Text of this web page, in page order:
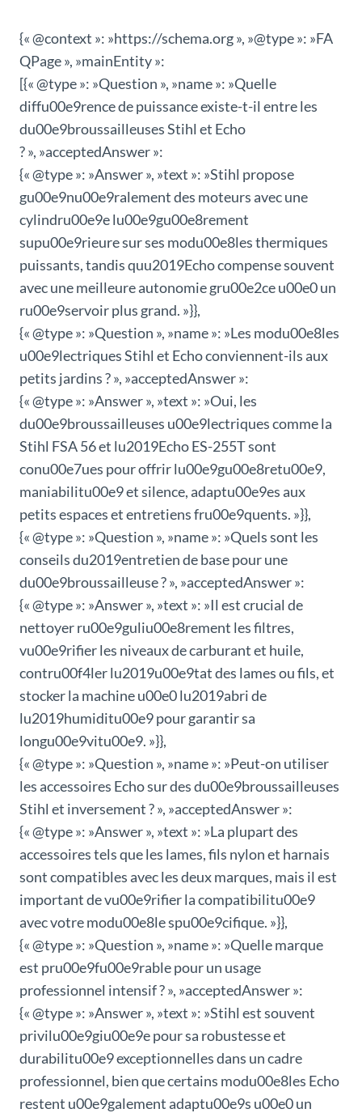
{« @context »: »https://schema.org », »@type »: »FA
QPage », »mainEntity »:
[{« @type »: »Question », »name »: »Quelle
diffu00e9rence de puissance existe-t-il entre les
du00e9broussailleuses Stihl et Echo
? », »acceptedAnswer »:
{« @type »: »Answer », »text »: »Stihl propose
gu00e9nu00e9ralement des moteurs avec une
cylindru00e9e lu00e9gu00e8rement
supu00e9rieure sur ses modu00e8les thermiques
puissants, tandis quu2019Echo compense souvent
avec une meilleure autonomie gru00e2ce u00e0 un
ru00e9servoir plus grand. »}},
{« @type »: »Question », »name »: »Les modu00e8les
u00e9lectriques Stihl et Echo conviennent-ils aux
petits jardins ? », »acceptedAnswer »:
{« @type »: »Answer », »text »: »Oui, les
du00e9broussailleuses u00e9lectriques comme la
Stihl FSA 56 et lu2019Echo ES-255T sont
conu00e7ues pour offrir lu00e9gu00e8retu00e9,
maniabilitu00e9 et silence, adaptu00e9es aux
petits espaces et entretiens fru00e9quents. »}},
{« @type »: »Question », »name »: »Quels sont les
conseils du2019entretien de base pour une
du00e9broussailleuse ? », »acceptedAnswer »:
{« @type »: »Answer », »text »: »Il est crucial de
nettoyer ru00e9guliu00e8rement les filtres,
vu00e9rifier les niveaux de carburant et huile,
contru00f4ler lu2019u00e9tat des lames ou fils, et
stocker la machine u00e0 lu2019abri de
lu2019humiditu00e9 pour garantir sa
longu00e9vitu00e9. »}},
{« @type »: »Question », »name »: »Peut-on utiliser
les accessoires Echo sur des du00e9broussailleuses
Stihl et inversement ? », »acceptedAnswer »:
{« @type »: »Answer », »text »: »La plupart des
accessoires tels que les lames, fils nylon et harnais
sont compatibles avec les deux marques, mais il est
important de vu00e9rifier la compatibilitu00e9
avec votre modu00e8le spu00e9cifique. »}},
{« @type »: »Question », »name »: »Quelle marque
est pru00e9fu00e9rable pour un usage
professionnel intensif ? », »acceptedAnswer »:
{« @type »: »Answer », »text »: »Stihl est souvent
privilu00e9giu00e9e pour sa robustesse et
durabilitu00e9 exceptionnelles dans un cadre
professionnel, bien que certains modu00e8les Echo
restent u00e9galement adaptu00e9s u00e0 un